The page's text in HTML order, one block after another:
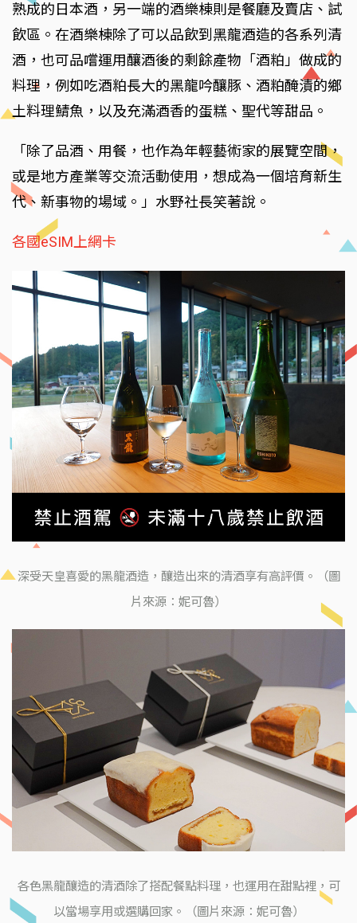
熟成的日本酒，另一端的酒樂棟則是餐廳及賣店、試
飲區。在酒樂棟除了可以品飲到黑龍酒造的各系列清
酒，也可品嚐運用釀酒後的剩餘產物「酒粕」做成的
料理，例如吃酒粕長大的黑龍吟釀豚、酒粕醃漬的鄉
土料理鯖魚，以及充滿酒香的蛋糕、聖代等甜品。
「除了品酒、用餐，也作為年輕藝術家的展覽空間，
或是地方產業等交流活動使用，想成為一個培育新生
代、新事物的場域。」水野社長笑著說。
各國eSIM上網卡
深受天皇喜愛的黑龍酒造，釀造出來的清酒享有高評價。（圖
片來源：妮可魯）
各色黑龍釀造的清酒除了搭配餐點料理，也運用在甜點裡，可
以當場享用或選購回家。（圖片來源：妮可魯）